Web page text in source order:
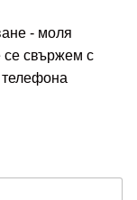
- моля
свържем с